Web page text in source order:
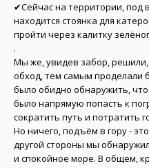
✔Сейчас на территории, под
находится стоянка для
пройти через калитку
.
Мы же, увидев забор,
обход, тем самым проделали
было обидно обнаружить,
было напрямую попасть к
сократить путь и потратить
Но ничего, подъём в гору -
другой стороны мы
и спокойное море. В общем,